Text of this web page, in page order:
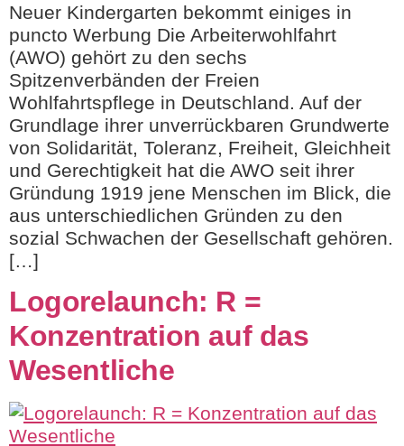
Neuer Kindergarten bekommt einiges in
puncto Werbung Die Arbeiterwohlfahrt
(AWO) gehört zu den sechs
Spitzenverbänden der Freien
Wohlfahrtspflege in Deutschland. Auf der
Grundlage ihrer unverrückbaren Grundwerte
von Solidarität, Toleranz, Freiheit, Gleichheit
und Gerechtigkeit hat die AWO seit ihrer
Gründung 1919 jene Menschen im Blick, die
aus unterschiedlichen Gründen zu den
sozial Schwachen der Gesellschaft gehören.
[…]
Logorelaunch: R =
Konzentration auf das
Wesentliche